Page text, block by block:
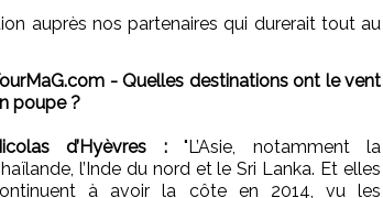
auprès nos partenaires qui durerait tout au
- Quelles destinations ont le vent
poupe ?
d’Hyèvres :"L’Asie, notamment la
l’Inde du nord et le Sri Lanka. Et elles
à avoir la côte en 2014, vu les